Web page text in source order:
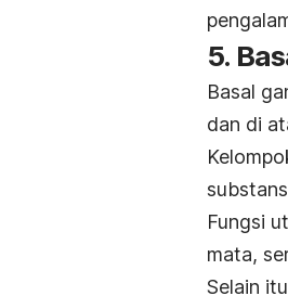
5.
Basal
dan di
Fungsi
mata,
Selain